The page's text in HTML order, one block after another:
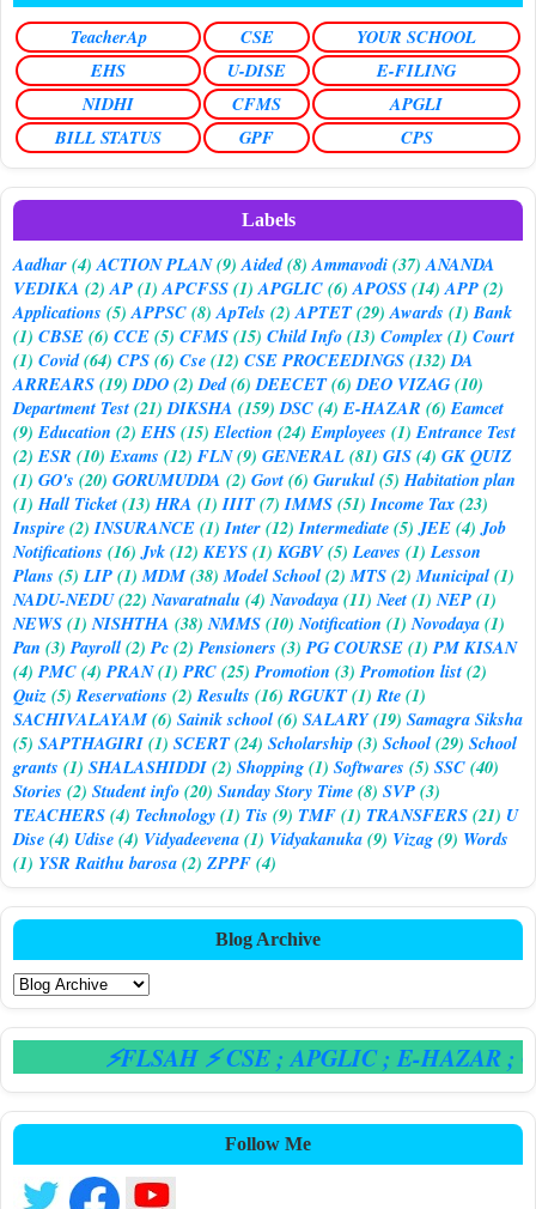
TeacherAp CSE
YOUR SCHOOL
EHS
U-DISE
E-FILING
NIDHI
CFMS
APGLI
BILL STATUS
GPF CPS
Labels
Aadhar(4) ACTION PLAN(9) Aided(8) Ammavodi(37) ANANDA
VEDIKA (2) AP(1) APCFSS(1) APGLIC(6) APOSS(14) APP(2)
Applications (5) APPSC(8) ApTels (2) APTET(29) Awards (1) Bank
(1) CBSE(6) CCE(5) CFMS(15) Child Info(13) Complex(1) Court
(1) Covid(64) CPS(6) Cse(12) CSE PROCEEDINGS(132) DA
ARREARS(19) DDO(2) Ded(6) DEECET(6) DEO VIZAG(10)
Department Test(21) DIKSHA (159) DSC(4) E-HAZAR (6) Eamcet
(9) Education (2) EHS(15) Election (24) Employees (1) Entrance Test
(2) ESR (10) Exams (12) FLN(9) GENERAL(81) GIS(4) GK QUIZ
(1) GO's (20) GORUMUDDA (2) Govt(6) Gurukul(5) Habitation plan
(1) Hall Ticket(13) HRA (1) IIIT(7) IMMS(51) Income Tax(23)
Inspire(2) INSURANCE(1) Inter(12) Intermediate(5) JEE(4) Job
Notifications (16) Jvk(12) KEYS(1) KGBV(5) Leaves (1) Lesson
Plans (5) LIP(1) MDM(38) Model School(2) MTS(2) Municipal(1)
NADU-NEDU(22) Navaratnalu (4) Navodaya(11) Neet(1) NEP(1)
NEWS(1) NISHTHA (38) NMMS(10) Notification (1) Novodaya(1)
Pan (3) Payroll(2) Pc(2) Pensioners (3) PG COURSE(1) PM KISAN
(4) PMC(4) PRAN(1) PRC(25) Promotion (3) Promotion list(2)
Quiz(5) Reservations (2) Results (16) RGUKT(1) Rte(1)
SACHIVALAYAM(6) Sainik school(6) SALARY(19) Samagra Siksha
(5) SAPTHAGIRI(1) SCERT(24) Scholarship(3) School(29) School
grants (1) SHALASHIDDI(2) Shopping(1) Softwares (5) SSC(40)
Stories (2) Student info(20) Sunday Story Time(8) SVP(3)
TEACHERS(4) Technology(1) Tis (9) TMF(1) TRANSFERS(21) U
Dise(4) Udise(4) Vidyadeevena(1) Vidyakanuka(9) Vizag(9) Words
(1) YSR Raithu barosa(2) ZPPF(4)
Blog Archive
⚡FLSAH ⚡ CSE; APGLIC; E-HAZAR;
Follow Me